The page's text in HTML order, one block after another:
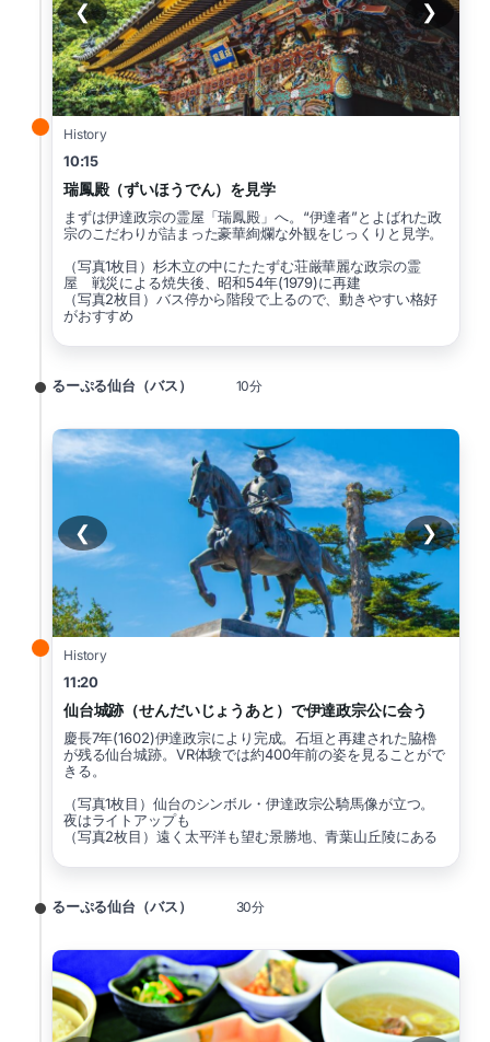
History
10:15
瑞鳳殿（ずいほうでん）を見学
まずは伊達政宗の霊屋「瑞鳳殿」へ。“伊達者”とよばれた政
宗のこだわりが詰まった豪華絢爛な外観をじっくりと見学。
（写真1枚目）杉木立の中にたたずむ荘厳華麗な政宗の霊
屋 戦災による焼失後、昭和54年(1979)に再建
（写真2枚目）バス停から階段で上るので、動きやすい格好
がおすすめ
❮ ❯
るーぷる仙台（バス） 10分
History
11:20
仙台城跡（せんだいじょうあと）で伊達政宗公に会う
慶長7年(1602)伊達政宗により完成。石垣と再建された脇櫓
が残る仙台城跡。VR体験では約400年前の姿を見ることがで
きる。
（写真1枚目）仙台のシンボル・伊達政宗公騎馬像が立つ。
夜はライトアップも
（写真2枚目）遠く太平洋も望む景勝地、青葉山丘陵にある
❮ ❯
るーぷる仙台（バス） 30分